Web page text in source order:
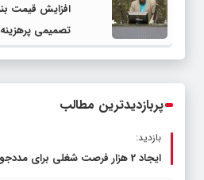
افزایش قیمت
تصمیمی
قاچاق سوخت و
پربازدیدترین مطالب
بازدید:
ایجاد 2 هزار فرصت شغلی برای مددجویان طی ۵ سال گذشته